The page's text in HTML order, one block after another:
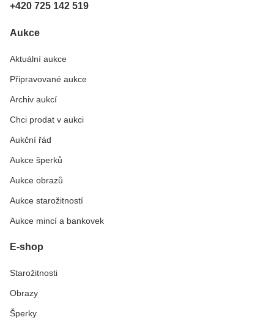
+420 725 142 519
Aukce
Aktuální aukce
Připravované aukce
Archiv aukcí
Chci prodat v aukci
Aukční řád
Aukce šperků
Aukce obrazů
Aukce starožitností
Aukce mincí a bankovek
E-shop
Starožitnosti
Obrazy
Šperky